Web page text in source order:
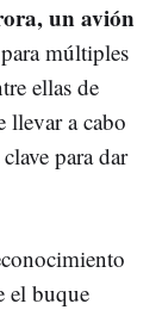
un avión
múltiples
ellas de
llevar a cabo
para dar
el buque